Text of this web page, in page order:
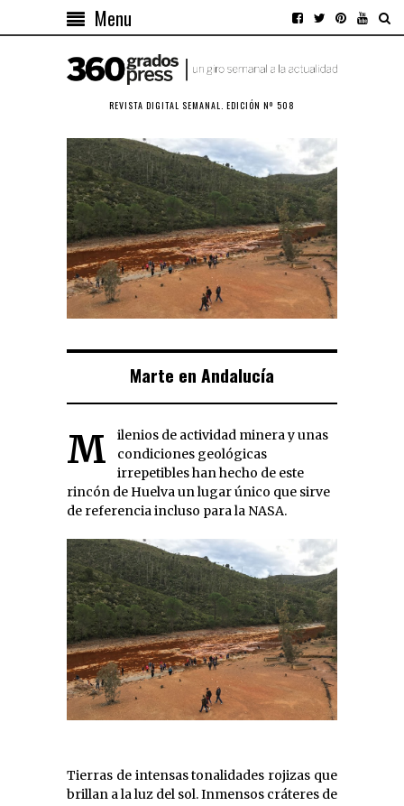
Menu
REVISTA DIGITAL SEMANAL. EDICIÓN Nº 508
Marte en Andalucía
Milenios de actividad minera y unas
condiciones geológicas
irrepetibles han hecho de este
rincón de Huelva un lugar único que sirve
de referencia incluso para la NASA.
Tierras de intensas tonalidades rojizas que
brillan a la luz del sol. Inmensos cráteres de